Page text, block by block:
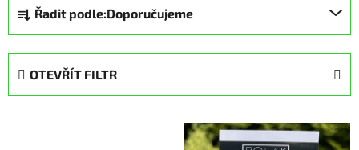
a
z
Řadit podle:Doporučujeme
OTEVŘÍT FILTR